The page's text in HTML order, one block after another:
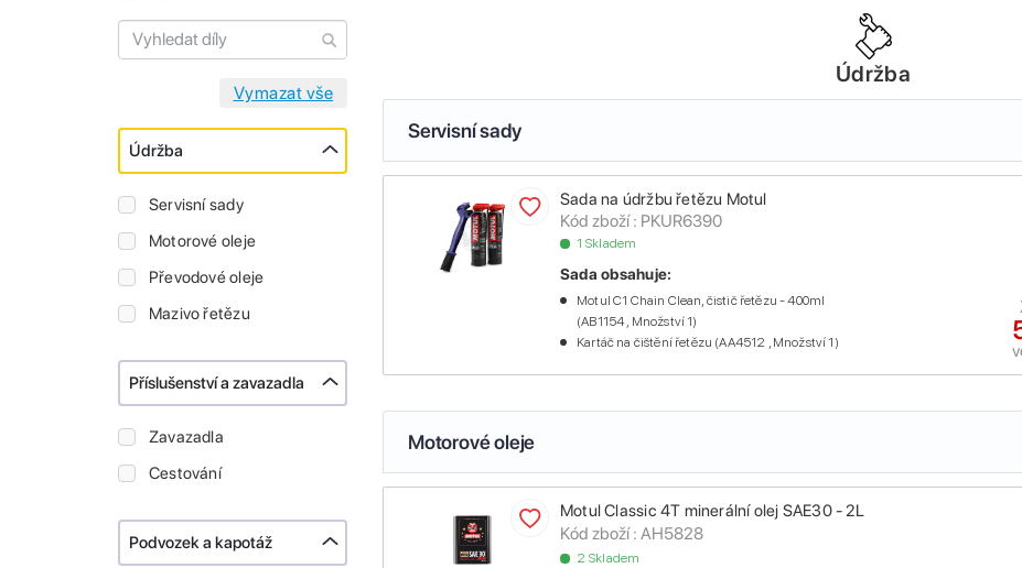
Údržba
Servisní sady
Motorové oleje
Převodové oleje
Mazivo řetězu
Příslušenství a zavazadla
Zavazadla
Cestování
Podvozek a kapotáž
Údržba
Servisní sady
Sada na údržbu řetězu Motul
Kód zboží : PKUR6390
1 Skladem
Sada obsahuje:
Motul C1 Chain Clean, čistič řetězu - 400ml
(AB1154 , Množství 1)
Kartáč na čištění řetězu (AA4512 , Množství 1)
Motorové oleje
Motul Classic 4T minerální olej SAE30 - 2L
Kód zboží : AH5828
2 Skladem